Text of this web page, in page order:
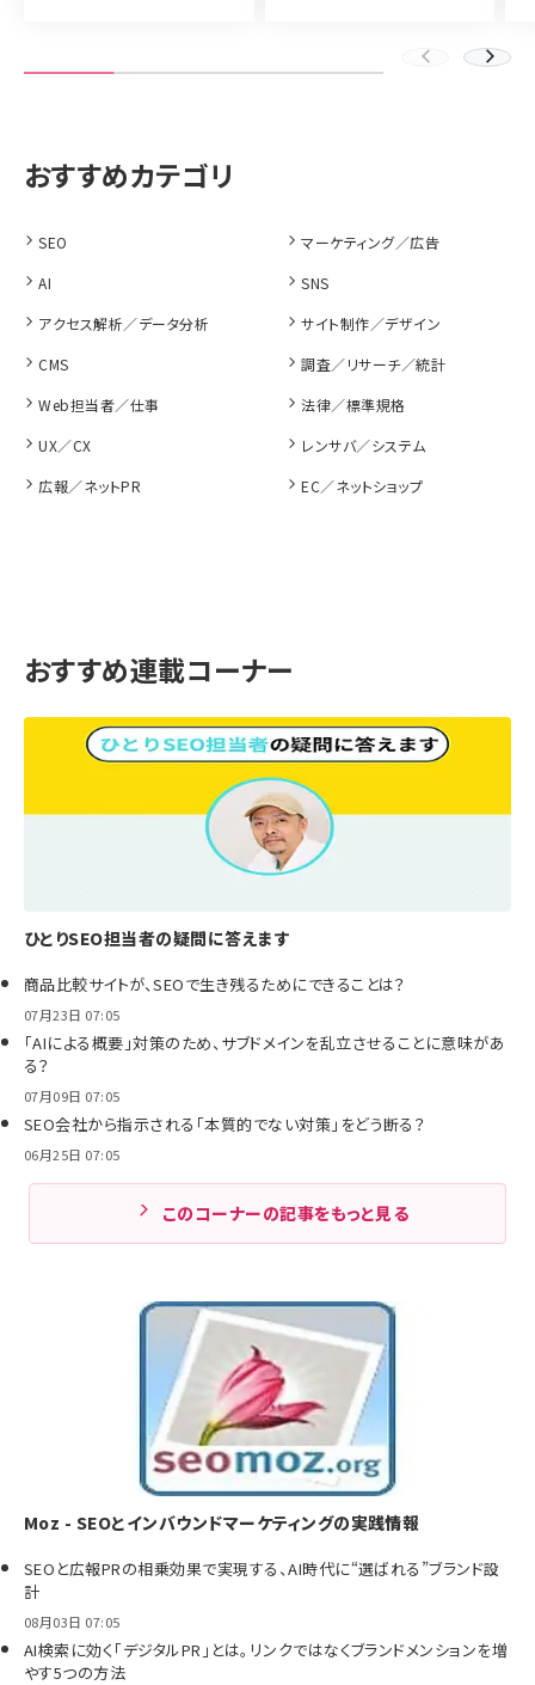
SEO
マーケティング／広告
AI
SNS
アクセス解析／データ分析
サイト制作／デザイン
CMS
調査／リサーチ／統計
Web担当者／仕事
法律／標準規格
UX／CX
レンサバ／システム
広報／ネットPR
EC／ネットショップ
おすすめ連載コーナー
ひとりSEO担当者の疑問に答えます
商品比較サイトが、SEOで生き残るためにできることは？
07月23日 07:05
「AIによる概要」対策のため、サブドメインを乱立させることに意味があ
る？
07月09日 07:05
SEO会社から指示される「本質的でない対策」をどう断る？
06月25日 07:05
このコーナーの記事をもっと見る
Moz - SEOとインバウンドマーケティングの実践情報
SEOと広報PRの相乗効果で実現する、AI時代に“選ばれる”ブランド設
計
08月03日 07:05
AI検索に効く「デジタルPR」とは。リンクではなくブランドメンションを増
やす5つの方法